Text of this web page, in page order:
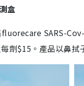
盒
SARS-
劑$15。產品以鼻拭